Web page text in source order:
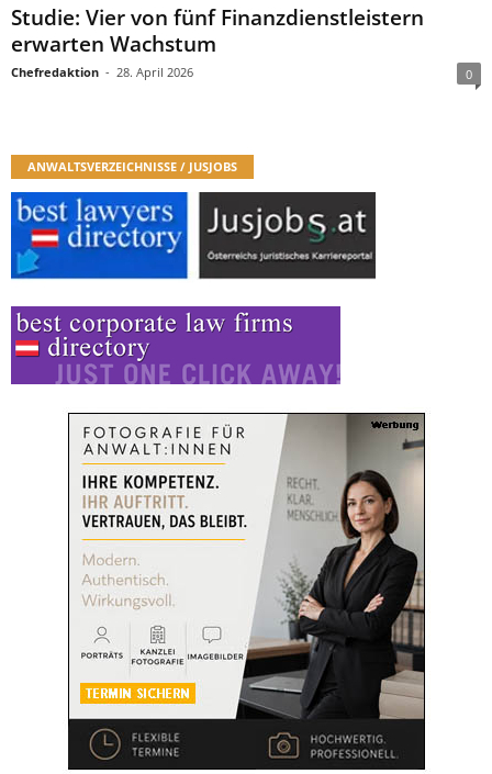
Studie: Vier von fünf Finanzdienstleistern
erwarten Wachstum
Chefredaktion - 28. April 2026 0
ANWALTSVERZEICHNISSE / JUSJOBS